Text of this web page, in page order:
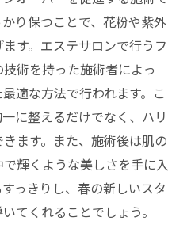
を促すエステメニューの
ーンオーバーを正常化す
肌の新陳代謝を高める方
のターンオーバー促進方
健やかな肌のターンオー
り保つことで、花粉や紫外
す。エステサロンで行うフ
術を持った施術者によっ
適な方法で行われます。こ
に整えるだけでなく、ハリ
ます。また、施術後は肌の
輝くような美しさを手に入
っきりし、春の新しいスタ
てくれることでしょう。